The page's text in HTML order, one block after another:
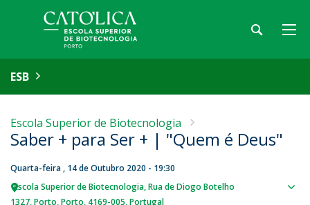
ESB
Escola Superior de Biotecnologia
Saber + para Ser + | "Quem é Deus"
Quarta-feira , 14 de Outubro 2020 - 19:30
Escola Superior de Biotecnologia Rua de Diogo Botelho
1327 Porto Porto 4169-005 Portugal